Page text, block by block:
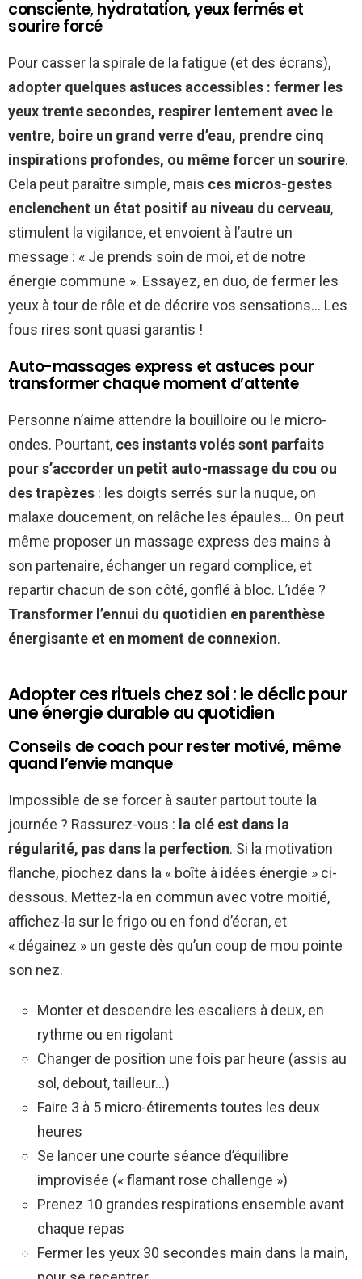
consciente, hydratation, yeux fermés et
sourire forcé
Pour casser la spirale de la fatigue (et des écrans),
adopter quelques astuces accessibles : fermer les
yeux trente secondes, respirer lentement avec le
ventre, boire un grand verre d’eau, prendre cinq
inspirations profondes, ou même forcer un sourire.
Cela peut paraître simple, mais ces micros-gestes
enclenchent un état positif au niveau du cerveau,
stimulent la vigilance, et envoient à l’autre un
message : « Je prends soin de moi, et de notre
énergie commune ». Essayez, en duo, de fermer les
yeux à tour de rôle et de décrire vos sensations… Les
fous rires sont quasi garantis !
Auto-massages express et astuces pour
transformer chaque moment d’attente
Personne n’aime attendre la bouilloire ou le micro-
ondes. Pourtant, ces instants volés sont parfaits
pour s’accorder un petit auto-massage du cou ou
des trapèzes : les doigts serrés sur la nuque, on
malaxe doucement, on relâche les épaules… On peut
même proposer un massage express des mains à
son partenaire, échanger un regard complice, et
repartir chacun de son côté, gonflé à bloc. L’idée ?
Transformer l’ennui du quotidien en parenthèse
énergisante et en moment de connexion.
Adopter ces rituels chez soi : le déclic pour
une énergie durable au quotidien
Conseils de coach pour rester motivé, même
quand l’envie manque
Impossible de se forcer à sauter partout toute la
journée ? Rassurez-vous : la clé est dans la
régularité, pas dans la perfection. Si la motivation
flanche, piochez dans la « boîte à idées énergie » ci-
dessous. Mettez-la en commun avec votre moitié,
affichez-la sur le frigo ou en fond d’écran, et
« dégainez » un geste dès qu’un coup de mou pointe
son nez.
Monter et descendre les escaliers à deux, en
rythme ou en rigolant
Changer de position une fois par heure (assis au
sol, debout, tailleur…)
Faire 3 à 5 micro-étirements toutes les deux
heures
Se lancer une courte séance d’équilibre
improvisée (« flamant rose challenge »)
Prenez 10 grandes respirations ensemble avant
chaque repas
Fermer les yeux 30 secondes main dans la main,